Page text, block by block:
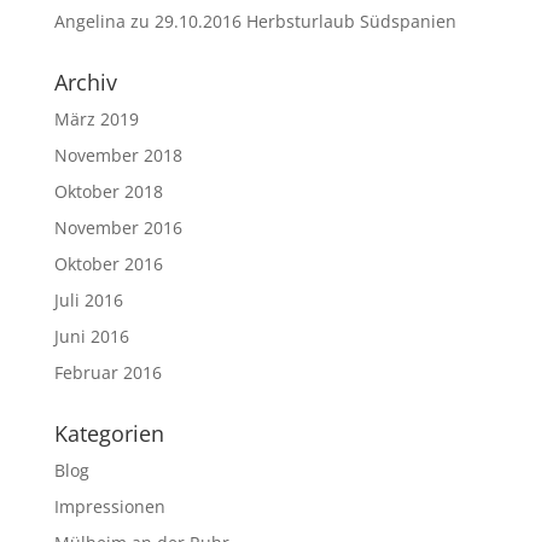
Angelina zu 29.10.2016 Herbsturlaub Südspanien
Archiv
März 2019
November 2018
Oktober 2018
November 2016
Oktober 2016
Juli 2016
Juni 2016
Februar 2016
Kategorien
Blog
Impressionen